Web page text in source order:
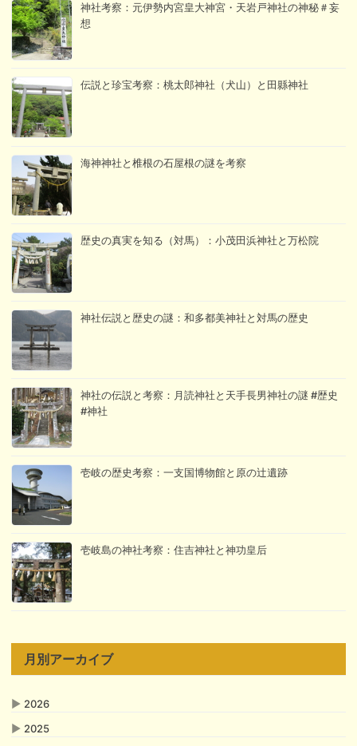
神社考察：元伊勢内宮皇大神宮・天岩戸神社の神秘＃妄
想
伝説と珍宝考察：桃太郎神社（犬山）と田縣神社
海神神社と椎根の石屋根の謎を考察
歴史の真実を知る（対馬）：小茂田浜神社と万松院
神社伝説と歴史の謎：和多都美神社と対馬の歴史
神社の伝説と考察：月読神社と天手長男神社の謎 #歴史
#神社
壱岐の歴史考察：一支国博物館と原の辻遺跡
壱岐島の神社考察：住吉神社と神功皇后
月別アーカイブ
▶ 2026
▶ 2025